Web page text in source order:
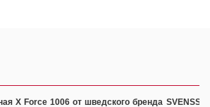
X Force 1006 от шведского бренда